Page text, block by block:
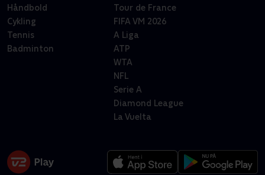
Håndbold
Cykling
Tennis
Badminton
Tour de France
FIFA VM 2026
A Liga
ATP
WTA
NFL
Serie A
Diamond League
La Vuelta